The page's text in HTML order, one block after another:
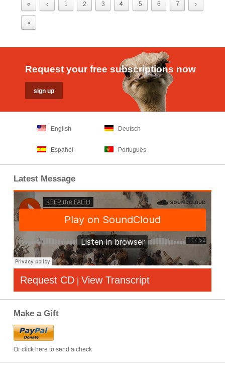
« ‹ 1 2 3 4 5 6 7 ›
»
Request your free subscriptions now
English Deutsch
Español Português
Latest Message
Request CD | View Transcript
Make a Gift
Or click here to send a check